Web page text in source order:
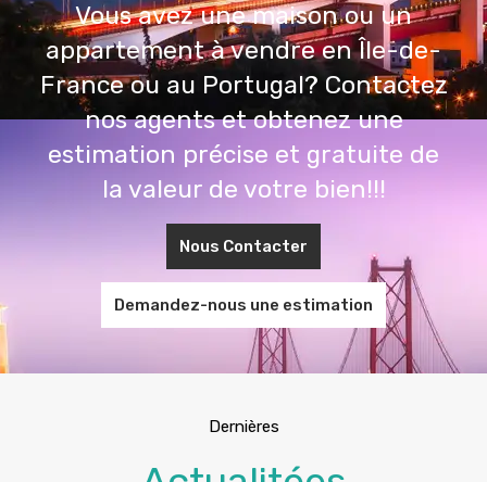
appartement à vendre en Île-de-
France ou au Portugal? Contactez
nos agents et obtenez une
estimation précise et gratuite de
la valeur de votre bien!!!
Demandez-nous une estimation
Actualitées